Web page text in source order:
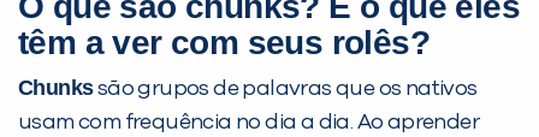
têm a ver com seus rolês?
Chunkssão grupos de palavras que os nativos
usam com frequência no dia a dia. Ao aprender
PEÇA UMA DEMONSTRAÇÃO DE MÉTODO